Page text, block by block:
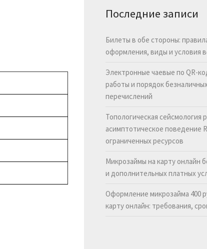
Последние записи
Билеты в обе стороны:
оформления, виды и условия
Электронные чаевые по QR-
работы и порядок безналичных
перечислений
Топологическая сейсмология
асимптотическое поведение
ограниченных ресурсов
Микрозаймы на карту онлайн
и дополнительных платных
Оформление микрозайма 400
карту онлайн: требования,